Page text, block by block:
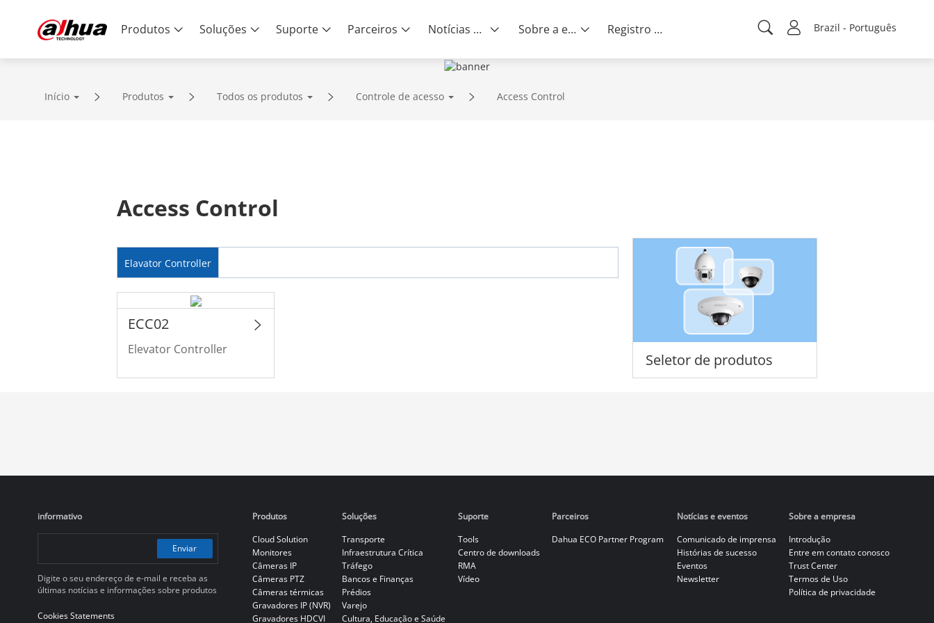
Brazil - Português
Produtos Soluções Suporte Parceiros Notícias e eventos Sobre a empresa Registro de projeto
Início Produtos Todos os produtos Controle de acesso Access Control
Seletor de produtos
Access Control
Elavator Controller
ECC02
Elevator Controller
informativo
Enviar
Digite o seu endereço de e-mail e receba as
últimas notícias e informações sobre produtos
Cookies Statements
Produtos
Cloud Solution
Monitores
Câmeras IP
Câmeras PTZ
Câmeras térmicas
Gravadores IP (NVR)
Gravadores HDCVI
Soluções
Transporte
Infraestrutura Crítica
Tráfego
Bancos e Finanças
Prédios
Varejo
Cultura, Educação e Saúde
Suporte
Tools
Centro de downloads
RMA
Vídeo
Parceiros
Dahua ECO Partner Program
Notícias e eventos
Comunicado de imprensa
Histórias de sucesso
Eventos
Newsletter
Sobre a empresa
Introdução
Entre em contato conosco
Trust Center
Termos de Uso
Política de privacidade